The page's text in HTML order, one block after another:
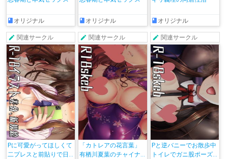
オリジナル オリジナル オリジナル
関連サークル
Pに可愛がってほしくて
二プレスと前貼りで日
関連サークル
「カトレアの花言葉」
有栖川夏葉のチャイナ
関連サークル
Pと逆バニーでお散歩中
トイレでガニ股ポーズ